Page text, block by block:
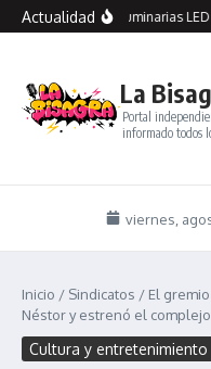
Saltar al contenido
Actualidad
Seco recibió 100 luminarias
La
Portal
informado todos
viernes,
Inicio / Sindicatos / El
Néstor y estrenó el
Cultura y entretenimiento